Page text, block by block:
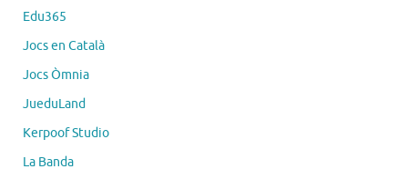
Edu365
Jocs en Català
Jocs Òmnia
JueduLand
Kerpoof Studio
La Banda